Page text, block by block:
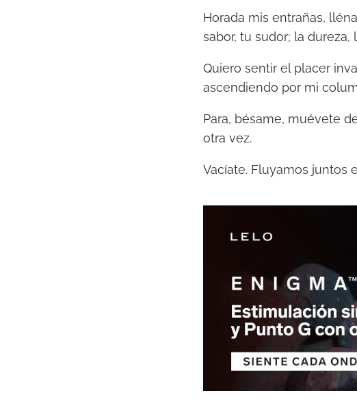
Horada mis entrañas,
sabor, tu sudor; la
Quiero sentir el placer
ascendiendo por mi
Para, bésame, muévete
otra vez.
Vacíate. Fluyamos juntos